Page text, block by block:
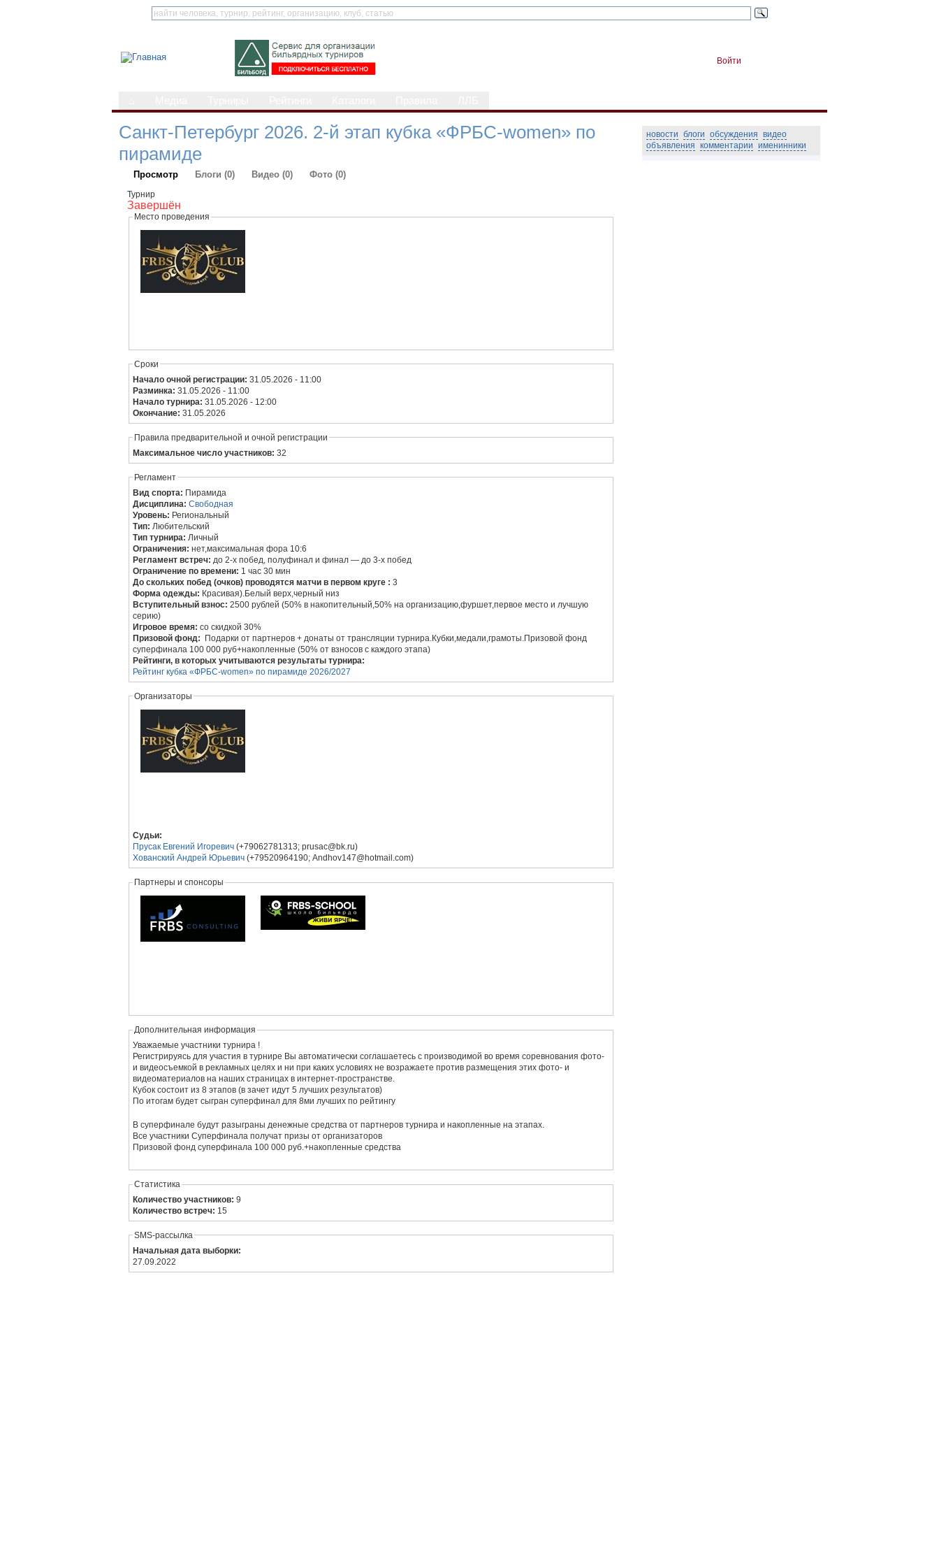
Войти
Санкт-Петербург 2026. 2-й этап кубка «ФРБС-women» по
пирамиде
Просмотр Блоги (0) Видео (0) Фото (0)
Турнир
Завершён
Место проведения
Сроки
Начало очной регистрации:31.05.2026 - 11:00
Разминка:31.05.2026 - 11:00
Начало турнира:31.05.2026 - 12:00
Окончание:31.05.2026
Правила предварительной и очной регистрации
Максимальное число участников:32
Регламент
Вид спорта: Пирамида
Дисциплина:Свободная
Уровень: Региональный
Тип: Любительский
Тип турнира: Личный
Ограничения:нет,максимальная фора 10:6
Регламент встреч: до 2-х побед, полуфинал и финал — до 3-х побед
Ограничение по времени: 1 час 30 мин
До скольких побед (очков) проводятся матчи в первом круге :3
Форма одежды: Красивая).Белый верх,черный низ
Вступительный взнос:2500 рублей (50% в накопительный,50% на организацию,фуршет,первое место и лучшую
серию)
Игровое время:со скидкой 30%
Призовой фонд: Подарки от партнеров + донаты от трансляции турнира.Кубки,медали,грамоты.Призовой фонд
суперфинала 100 000 руб+накопленные (50% от взносов с каждого этапа)
Рейтинги, в которых учитываются результаты турнира:
Рейтинг кубка «ФРБС-women» по пирамиде 2026/2027
Организаторы
Судьи:
Прусак Евгений Игоревич (+79062781313; prusac@bk.ru)
Хованский Андрей Юрьевич (+79520964190; Andhov147@hotmail.com)
Партнеры и спонсоры
Дополнительная информация
Уважаемые участники турнира !
Регистрируясь для участия в турнире Вы автоматически соглашаетесь с производимой во время соревнования фото-
и видеосъемкой в рекламных целях и ни при каких условиях не возражаете против размещения этих фото- и
видеоматериалов на наших страницах в интернет-пространстве.
Кубок состоит из 8 этапов (в зачет идут 5 лучших результатов)
По итогам будет сыгран суперфинал для 8ми лучших по рейтингу
В суперфинале будут разыграны денежные средства от партнеров турнира и накопленные на этапах.
Все участники Суперфинала получат призы от организаторов
Призовой фонд суперфинала 100 000 руб.+накопленные средства
Статистика
Количество участников:9
Количество встреч: 15
SMS-рассылка
Начальная дата выборки:
27.09.2022
новости блоги обсуждения видео
объявления комментарии именинники